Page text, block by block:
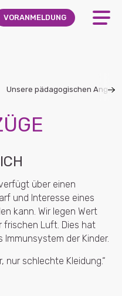
VORANMELDUNG
Unsere pädagogischen
über einen
und Interesse eines
kann. Wir legen Wert
Luft. Dies hat
der Kinder.
nur schlechte Kleidung.“